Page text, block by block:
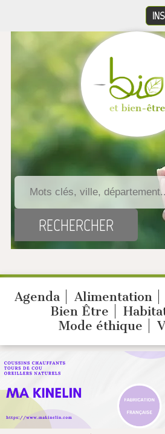
Agenda Alimentation
Bien Être
Mode éthique